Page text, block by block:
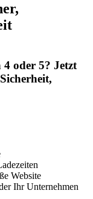
oder 5? Jetzt
Sicherheit,
Website
Ihr Unternehmen